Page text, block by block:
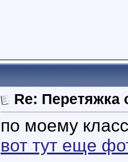
Re: Перетяжка
по моему
вот тут еще